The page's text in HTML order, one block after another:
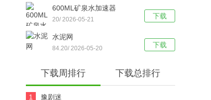
下载
600ML矿泉水加速器
20/ 2026-05-21
下载
水泥网
84.20/ 2026-05-20
下载周排行 下载总排行
1
豫剧迷